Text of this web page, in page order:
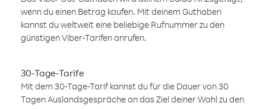
wenn du einen Betrag kaufen. Mit deinem Guthaben
kannst du weltweit eine beliebige Rufnummer zu den
günstigen Viber-Tarifen anrufen.
30-Tage-Tarife
Mit dem 30-Tage-Tarif kannst du für die Dauer von 30
Tagen Auslandsgespräche an das Ziel deiner Wahl zu den